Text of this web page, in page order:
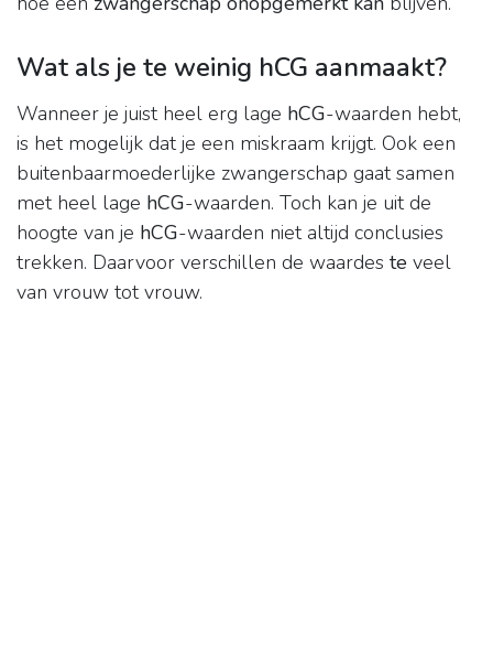
Wat als je te weinig hCG aanmaakt?
Wanneer je juist heel erg lage hCG-waarden hebt,
is het mogelijk dat je een miskraam krijgt. Ook een
buitenbaarmoederlijke zwangerschap gaat samen
met heel lage hCG-waarden. Toch kan je uit de
hoogte van je hCG-waarden niet altijd conclusies
trekken. Daarvoor verschillen de waardes te veel
van vrouw tot vrouw.